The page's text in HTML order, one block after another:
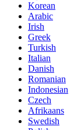
Korean
Arabic
Irish
Greek
Turkish
Italian
Danish
Romanian
Indonesian
Czech
Afrikaans
Swedish